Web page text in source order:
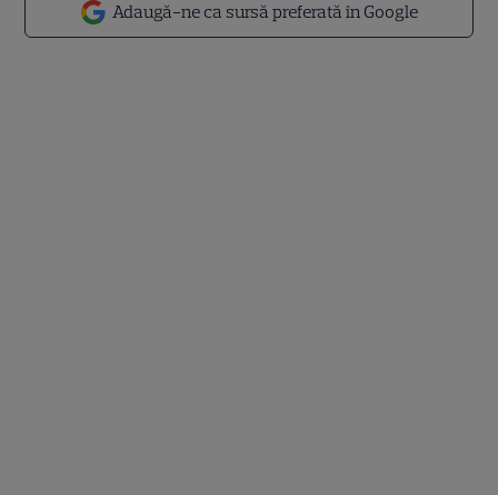
Adaugă-ne ca sursă preferată în Google